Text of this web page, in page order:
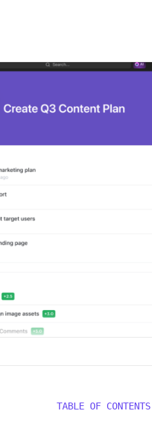
TABLE OF CONTENTS